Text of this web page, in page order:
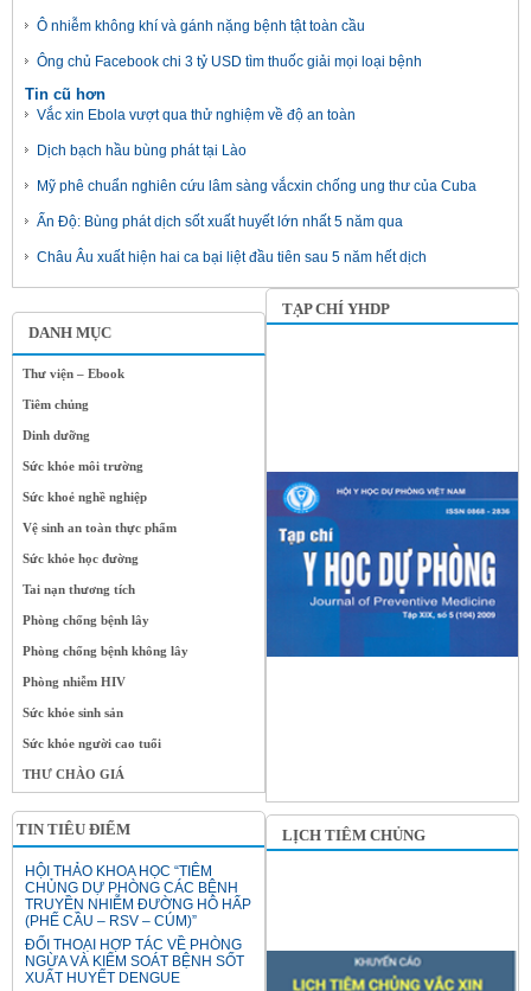
DANH MỤC
Thư viện – Ebook
Tiêm chủng
Dinh dưỡng
Sức khỏe môi trường
Sức khoẻ nghề nghiệp
Vệ sinh an toàn thực phẩm
Sức khỏe học đường
Tai nạn thương tích
Phòng chống bệnh lây
Phòng chống bệnh không lây
Phòng nhiễm HIV
Sức khỏe sinh sản
Sức khỏe người cao tuổi
THƯ CHÀO GIÁ
TIN TIÊU ĐIỂM
HỘI THẢO KHOA HỌC “TIÊM
CHỦNG DỰ PHÒNG CÁC BỆNH
TRUYỀN NHIỄM ĐƯỜNG HÔ HẤP
(PHẾ CẦU – RSV – CÚM)”
ĐỐI THOẠI HỢP TÁC VỀ PHÒNG
NGỪA VÀ KIỂM SOÁT BỆNH SỐT
XUẤT HUYẾT DENGUE
Ô nhiễm không khí và gánh nặng bệnh tật toàn cầu
Ông chủ Facebook chi 3 tỷ USD tìm thuốc giải mọi loại bệnh
Tin cũ hơn
Vắc xin Ebola vượt qua thử nghiệm về độ an toàn
Dịch bạch hầu bùng phát tại Lào
Mỹ phê chuẩn nghiên cứu lâm sàng vắcxin chống ung thư của Cuba
Ấn Độ: Bùng phát dịch sốt xuất huyết lớn nhất 5 năm qua
Châu Âu xuất hiện hai ca bại liệt đầu tiên sau 5 năm hết dịch
TẠP CHÍ YHDP
LỊCH TIÊM CHỦNG